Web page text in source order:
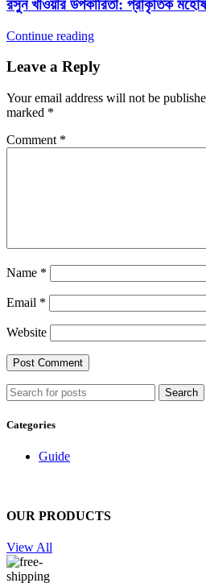
রসুন খাওয়ার উপকারিতা: প্রাকৃতিক
Continue reading
Leave a Reply
Your email address will not be
marked *
Comment *
Name *
Email *
Website
Search
Categories
Guide
OUR PRODUCTS
View All